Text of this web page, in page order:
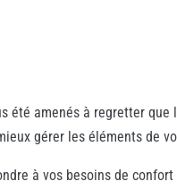
été amenés à regretter
gérer les éléments de
à vos besoins de